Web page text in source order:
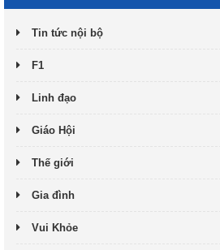
Tin tức nội bộ
F1
Linh đạo
Giáo Hội
Thế giới
Gia đình
Vui Khỏe